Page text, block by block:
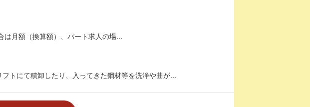
月額（換算額）、パート求人の場...
トにて積卸したり、入ってきた鋼材等を洗浄や曲が...